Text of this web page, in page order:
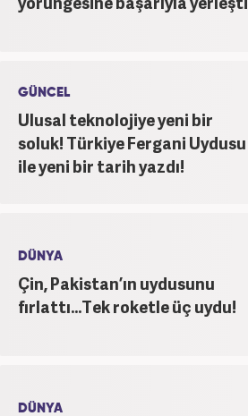
GÜNCEL
Ulusal teknolojiye yeni bir
soluk! Türkiye Fergani Uydusu
ile yeni bir tarih yazdı!
DÜNYA
Çin, Pakistan’ın uydusunu
fırlattı...Tek roketle üç uydu!
DÜNYA